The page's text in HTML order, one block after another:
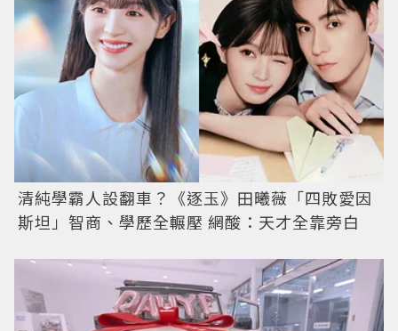
清純學霸人設翻車？《逐玉》田曦薇「四敗愛因
斯坦」智商、學歷全輾壓 網酸：天才全靠旁白